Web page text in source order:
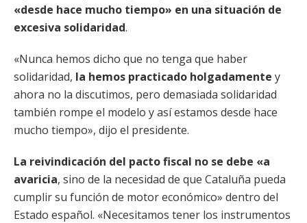
«desde hace mucho tiempo» en una situación de
excesiva solidaridad.
«Nunca hemos dicho que no tenga que haber
solidaridad, la hemos practicado holgadamente y
ahora no la discutimos, pero demasiada solidaridad
también rompe el modelo y así estamos desde hace
mucho tiempo», dijo el presidente.
La reivindicación del pacto fiscal no se debe «a
avaricia, sino de la necesidad de que Cataluña pueda
cumplir su función de motor económico» dentro del
Estado español. «Necesitamos tener los instrumentos